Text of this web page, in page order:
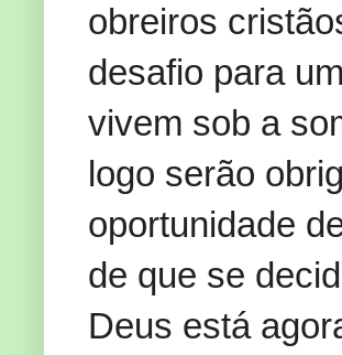
obreiros
desafio para
vivem sob a
logo serão
oportunidade
de que se
Deus está